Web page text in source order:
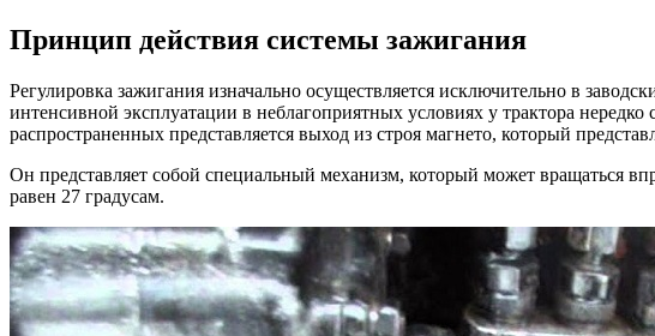
Принцип действия системы зажигания
Регулировка зажигания изначально осуществляется исключительно в
интенсивной эксплуатации в неблагоприятных условиях у трактора
распространенных представляется выход из строя магнето, который
Он представляет собой специальный механизм, который может вращаться
равен 27 градусам.